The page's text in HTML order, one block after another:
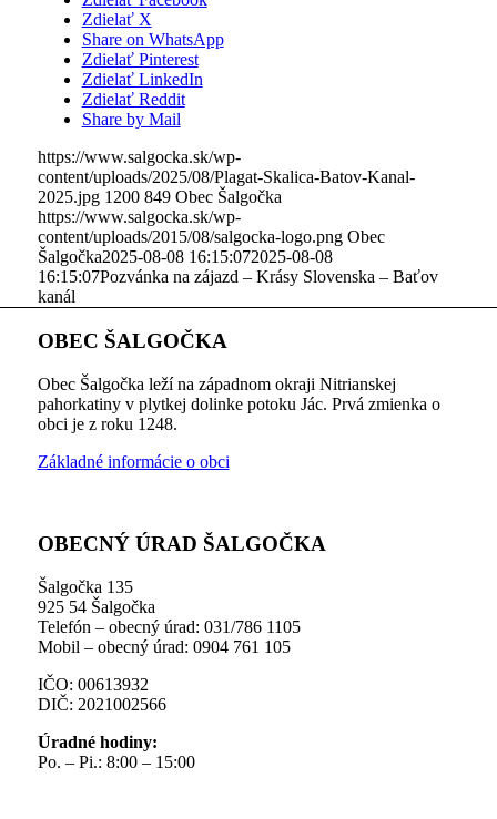
Zdielať X
Share on WhatsApp
Zdielať Pinterest
Zdielať LinkedIn
Zdielať Reddit
Share by Mail
https://www.salgocka.sk/wp-
content/uploads/2025/08/Plagat-Skalica-Batov-Kanal-
2025.jpg 1200 849 Obec Šalgočka
https://www.salgocka.sk/wp-
content/uploads/2015/08/salgocka-logo.png Obec
Šalgočka2025-08-08 16:15:072025-08-08
16:15:07Pozvánka na zájazd – Krásy Slovenska – Baťov
kanál
OBEC ŠALGOČKA
Obec Šalgočka leží na západnom okraji Nitrianskej
pahorkatiny v plytkej dolinke potoku Jác. Prvá zmienka o
obci je z roku 1248.
Základné informácie o obci
OBECNÝ ÚRAD ŠALGOČKA
Šalgočka 135
925 54 Šalgočka
Telefón – obecný úrad: 031/786 1105
Mobil – obecný úrad: 0904 761 105
IČO: 00613932
DIČ: 2021002566
Úradné hodiny:
Po. – Pi.: 8:00 – 15:00